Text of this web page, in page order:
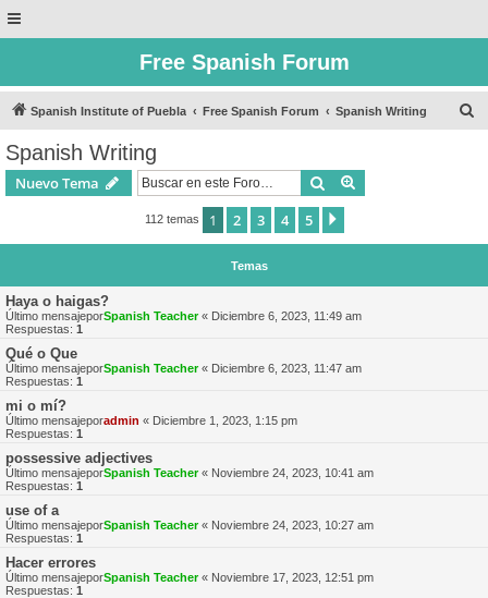
Free Spanish Forum
Spanish Institute of Puebla Free Spanish Forum Spanish Writing
Spanish Writing
Nuevo Tema Buscar
112 temas 1 2 3 4 5
Temas
Haya o haigas?
Último mensajeporSpanish Teacher« Diciembre 6, 2023, 11:49 am
Respuestas: 1
Qué o Que
Último mensajeporSpanish Teacher« Diciembre 6, 2023, 11:47 am
Respuestas: 1
mi o mí?
Último mensajeporadmin « Diciembre 1, 2023, 1:15 pm
Respuestas: 1
possessive adjectives
Último mensajeporSpanish Teacher« Noviembre 24, 2023, 10:41 am
Respuestas: 1
use of a
Último mensajeporSpanish Teacher« Noviembre 24, 2023, 10:27 am
Respuestas: 1
Hacer errores
Último mensajeporSpanish Teacher« Noviembre 17, 2023, 12:51 pm
Respuestas: 1